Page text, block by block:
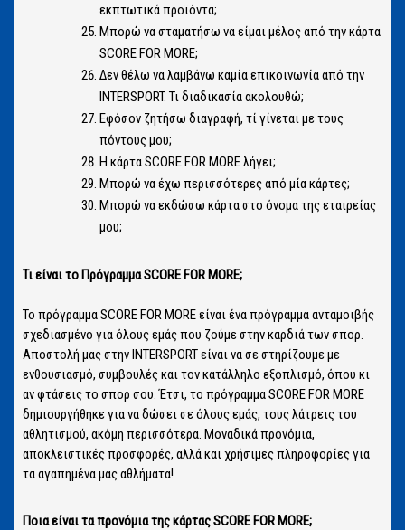
εκπτωτικά προϊόντα;
Μπορώ να σταματήσω να είμαι μέλος από την κάρτα
SCORE FOR MORE;
Δεν θέλω να λαμβάνω καμία επικοινωνία από την
INTERSPORT. Τι διαδικασία ακολουθώ;
Εφόσον ζητήσω διαγραφή, τί γίνεται με τους
πόντους μου;
Η κάρτα SCORE FOR MORE λήγει;
Μπορώ να έχω περισσότερες από μία κάρτες;
Μπορώ να εκδώσω κάρτα στο όνομα της εταιρείας
μου;
Τι είναι το Πρόγραμμα SCORE FOR MORE;
Το πρόγραμμα SCORE FOR MORE είναι ένα πρόγραμμα ανταμοιβής
σχεδιασμένο για όλους εμάς που ζούμε στην καρδιά των σπορ.
Αποστολή μας στην INTERSPORT είναι να σε στηρίζουμε με
ενθουσιασμό, συμβουλές και τον κατάλληλο εξοπλισμό, όπου κι
αν φτάσεις το σπορ σου. Έτσι, το πρόγραμμα SCORE FOR MORE
δημιουργήθηκε για να δώσει σε όλους εμάς, τους λάτρεις του
αθλητισμού, ακόμη περισσότερα. Μοναδικά προνόμια,
αποκλειστικές προσφορές, αλλά και χρήσιμες πληροφορίες για
τα αγαπημένα μας αθλήματα!
Ποια είναι τα προνόμια της κάρτας SCORE FOR MORE;